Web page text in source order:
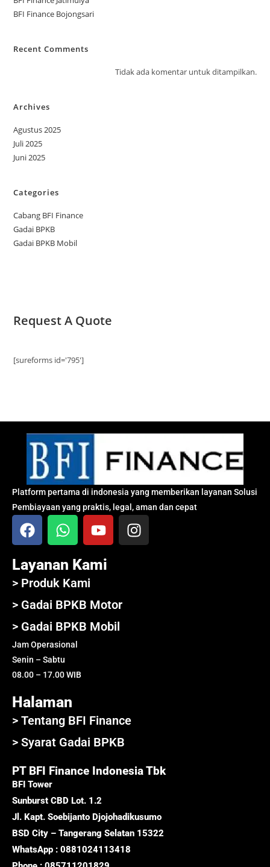
BFI Finance Bojongsari
Recent Comments
Tidak ada komentar untuk ditampilkan.
Archives
Agustus 2025
Juli 2025
Juni 2025
Categories
Cabang BFI Finance
Gadai BPKB
Gadai BPKB Mobil
Request A Quote
[sureforms id='795']
Platform pertama di indonesia yang memberikan layanan Solusi
Pembiayaan yang praktis, legal, aman dan cepat
Layanan Kami
> Produk Kami
> Gadai BPKB Motor
> Gadai BPKB Mobil
Jam Operasional
Senin – Sabtu
08.00 – 17.00 WIB
Halaman
> Tentang BFI Finance
> Syarat Gadai BPKB
PT BFI Finance Indonesia Tbk
BFI Tower
Sunburst CBD Lot. 1.2
Jl. Kapt. Soebijanto Djojohadikusumo
BSD City – Tangerang Selatan 15322
WhatsApp : 0881024113418